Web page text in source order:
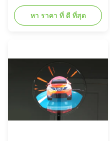
Hologram Player 3d Hologram
LED fan is the latest and
most attractive advertising 3d
Holographic advertising
machine, LED lights rotating
หา ราคา ที่ ดี ที่สุด